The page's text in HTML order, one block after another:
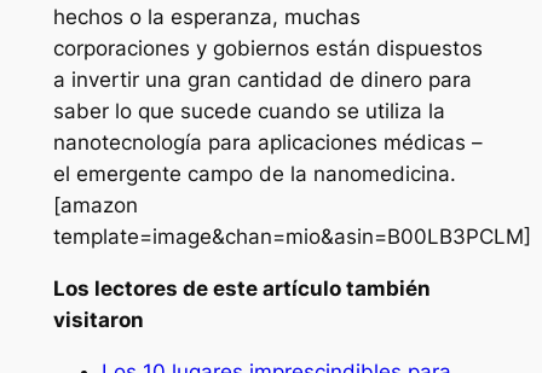
hechos o la esperanza, muchas
corporaciones y gobiernos están dispuestos
a invertir una gran cantidad de dinero para
saber lo que sucede cuando se utiliza la
nanotecnología para aplicaciones médicas –
el emergente campo de la nanomedicina.
[amazon
template=image&chan=mio&asin=B00LB3PCLM]
Los lectores de este artículo también
visitaron